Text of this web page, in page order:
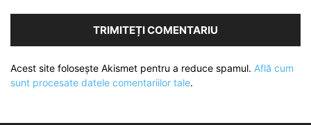
Acest site folosește Akismet pentru a reduce spamul. Află cum
sunt procesate datele comentariilor tale.